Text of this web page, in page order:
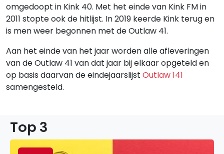
omgedoopt in Kink 40. Met het einde van Kink FM in
2011 stopte ook de hitlijst. In 2019 keerde Kink terug en
is men weer begonnen met de Outlaw 41.
Aan het einde van het jaar worden alle afleveringen
van de Outlaw 41 van dat jaar bij elkaar opgeteld en
op basis daarvan de eindejaarslijst Outlaw 141
samengesteld.
Top 3